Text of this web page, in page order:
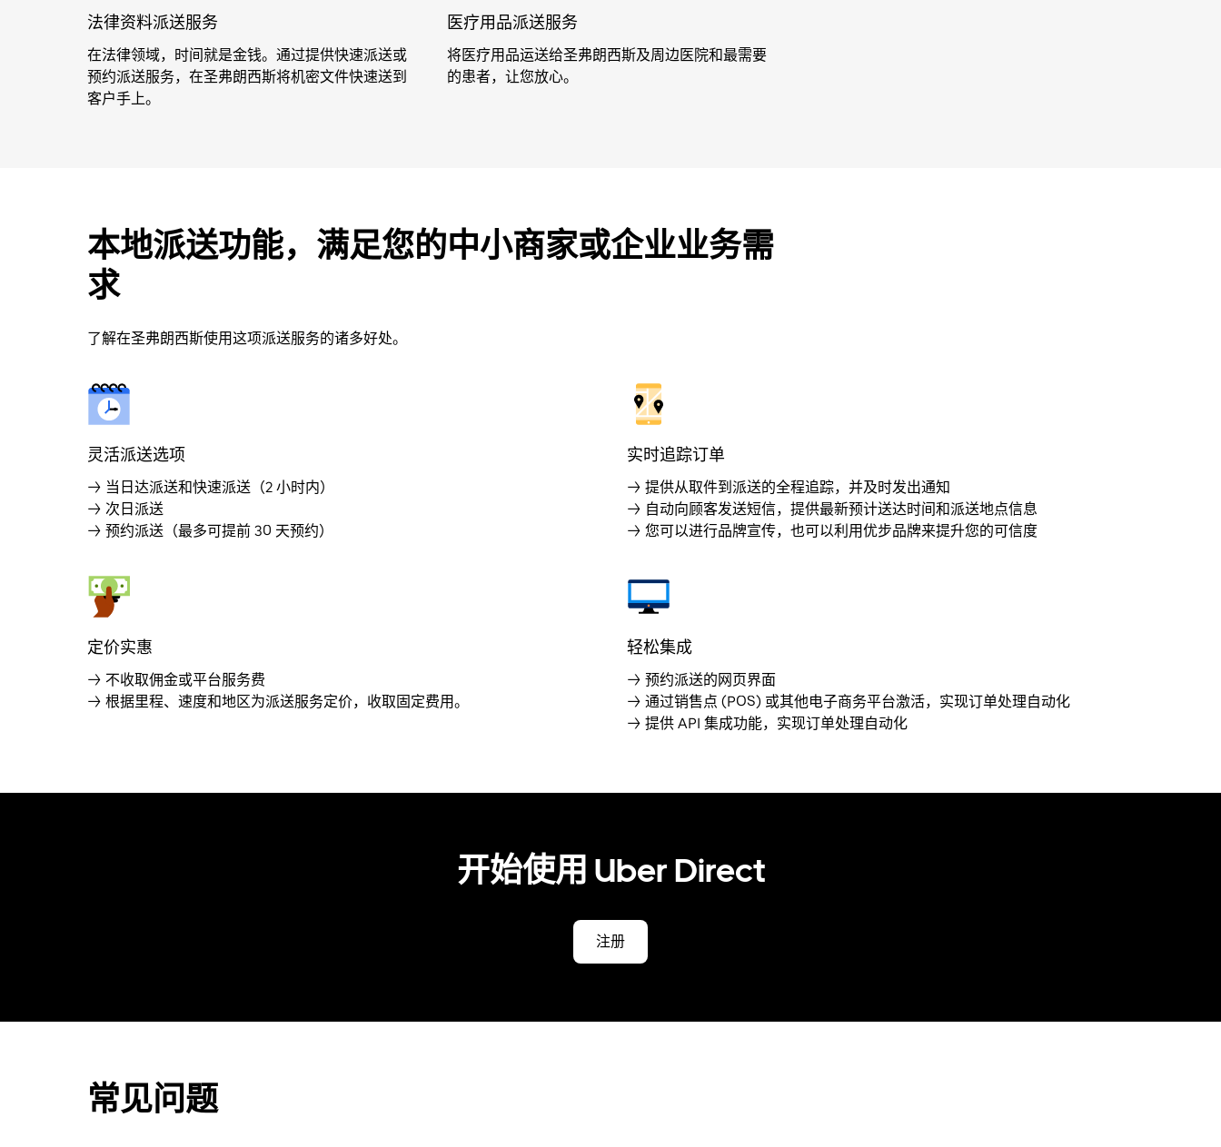
法律资料派送服务
在法律领域，时间就是金钱。通过提供快速派送或
预约派送服务，在圣弗朗西斯将机密文件快速送到
客户手上。
医疗用品派送服务
将医疗用品运送给圣弗朗西斯及周边医院和最需要
的患者，让您放心。
本地派送功能，满足您的中小商家或企业业务需
求
了解在圣弗朗西斯使用这项派送服务的诸多好处。
灵活派送选项
→ 当日达派送和快速派送（2 小时内）
→ 次日派送
→ 预约派送（最多可提前 30 天预约）
实时追踪订单
→ 提供从取件到派送的全程追踪，并及时发出通知
→ 自动向顾客发送短信，提供最新预计送达时间和派送地点信息
→ 您可以进行品牌宣传，也可以利用优步品牌来提升您的可信度
定价实惠
→ 不收取佣金或平台服务费
→ 根据里程、速度和地区为派送服务定价，收取固定费用。
轻松集成
→ 预约派送的网页界面
→ 通过销售点 (POS) 或其他电子商务平台激活，实现订单处理自动化
→ 提供 API 集成功能，实现订单处理自动化
开始使用 Uber Direct
注册
常见问题